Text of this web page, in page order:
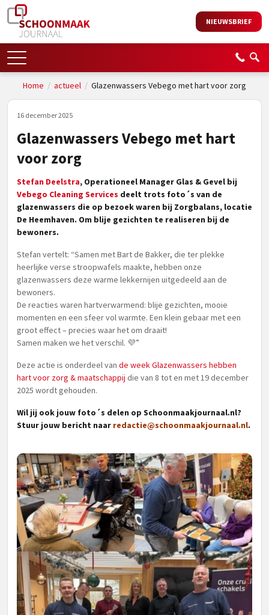
NIEUWSBRIEF
Home / actueel / Glazenwassers Vebego met hart voor zorg
16 december 2025
Glazenwassers Vebego met hart
voor zorg
Stefan Deelstra, Operationeel Manager Glas & Gevel bij
Vebego Cleaning Services deelt trots foto´s van de
glazenwassers die op bezoek waren bij Zorgbalans, locatie
De Heemhaven. Om blije gezichten te realiseren bij de
bewoners.
Stefan vertelt: “Samen met Bart de Bakker, die ter plekke
heerlijke verse stroopwafels maakte, hebben onze
glazenwassers deze warme lekkernijen uitgedeeld aan de
bewoners.
De reacties waren hartverwarmend: blije gezichten, mooie
momenten en een sfeer vol warmte. Een klein gebaar met een
groot effect – precies waar het om draait!
Samen maken we het verschil. 💜”
Deze actie is onderdeel van de week Glazenwassers hebben
hart voor zorg & maatschappij die van 8 tot en met 19 december
2025 wordt gehouden.
Wil jij ook jouw foto´s delen op Schoonmaakjournaal.nl?
Stuur jouw bericht naar redactie@schoonmaakjournaal.nl.